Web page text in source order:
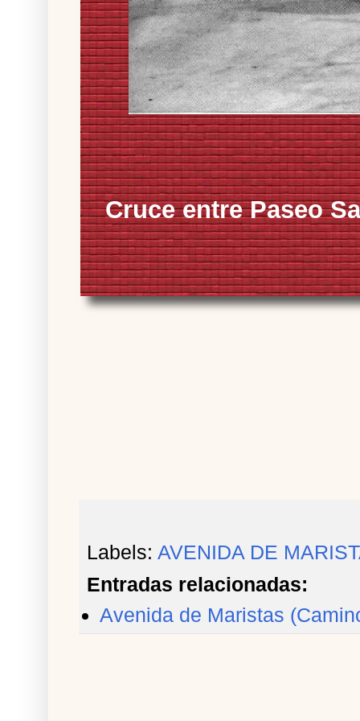
Cruce entre Paseo
Labels: AVENIDA DE
Entradas relacionadas:
Avenida de Maristas